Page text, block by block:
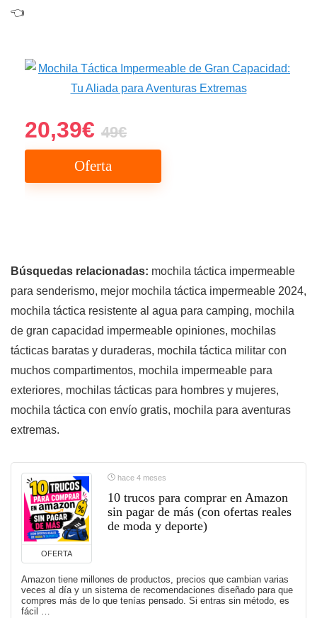
👈
20,39€ 49€
Oferta
Búsquedas relacionadas: mochila táctica impermeable
para senderismo, mejor mochila táctica impermeable 2024,
mochila táctica resistente al agua para camping, mochila
de gran capacidad impermeable opiniones, mochilas
tácticas baratas y duraderas, mochila táctica militar con
muchos compartimentos, mochila impermeable para
exteriores, mochilas tácticas para hombres y mujeres,
mochila táctica con envío gratis, mochila para aventuras
extremas.
OFERTA
hace 4 meses
10 trucos para comprar en Amazon
sin pagar de más (con ofertas reales
de moda y deporte)
Amazon tiene millones de productos, precios que cambian varias
veces al día y un sistema de recomendaciones diseñado para que
compres más de lo que tenías pensado. Si entras sin método, es
fácil …